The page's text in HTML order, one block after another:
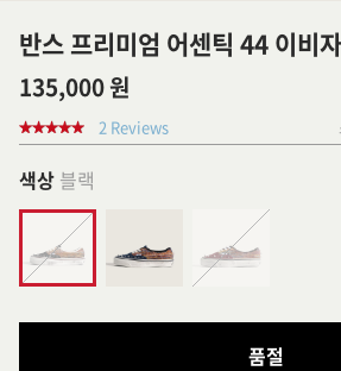
반스 프리미엄 어센틱 44 이비자
135,000 원
2 Reviews
색상 블랙
품절